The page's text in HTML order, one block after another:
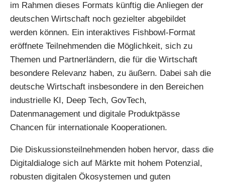
im Rahmen dieses Formats künftig die Anliegen der
deutschen Wirtschaft noch gezielter abgebildet
werden können. Ein interaktives Fishbowl-Format
eröffnete Teilnehmenden die Möglichkeit, sich zu
Themen und Partnerländern, die für die Wirtschaft
besondere Relevanz haben, zu äußern. Dabei sah die
deutsche Wirtschaft insbesondere in den Bereichen
industrielle KI, Deep Tech, GovTech,
Datenmanagement und digitale Produktpässe
Chancen für internationale Kooperationen.
Die Diskussionsteilnehmenden hoben hervor, dass die
Digitaldialoge sich auf Märkte mit hohem Potenzial,
robusten digitalen Ökosystemen und guten